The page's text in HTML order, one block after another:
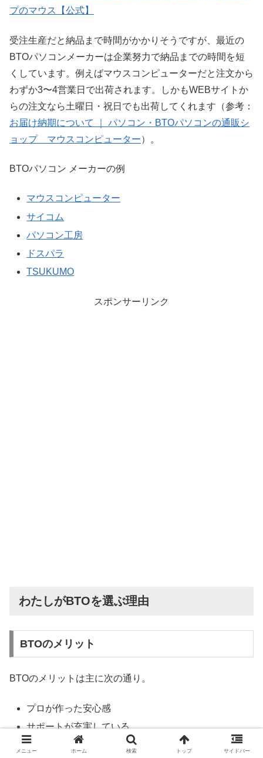
プのマウス【公式】
受注生産だと納品まで時間がかかりそうですが、最近の
BTOパソコンメーカーは企業努力で納品までの時間を短
くしています。例えばマウスコンピューターだと注文から
わずか3〜4営業日で出荷されます。しかもWEBサイトか
らの注文なら土曜日・祝日でも出荷してくれます（参考：
お届け納期について ｜ パソコン・BTOパソコンの通販シ
ョップ マウスコンピューター）。
BTOパソコン メーカーの例
マウスコンピューター
サイコム
パソコン工房
ドスパラ
TSUKUMO
スポンサーリンク
わたしがBTOを選ぶ理由
BTOのメリット
BTOのメリットは主に次の通り。
プロが作った安心感
サポートが充実している
カスタマイズもできる
メニュー ホーム 検索 トップ サイドバー